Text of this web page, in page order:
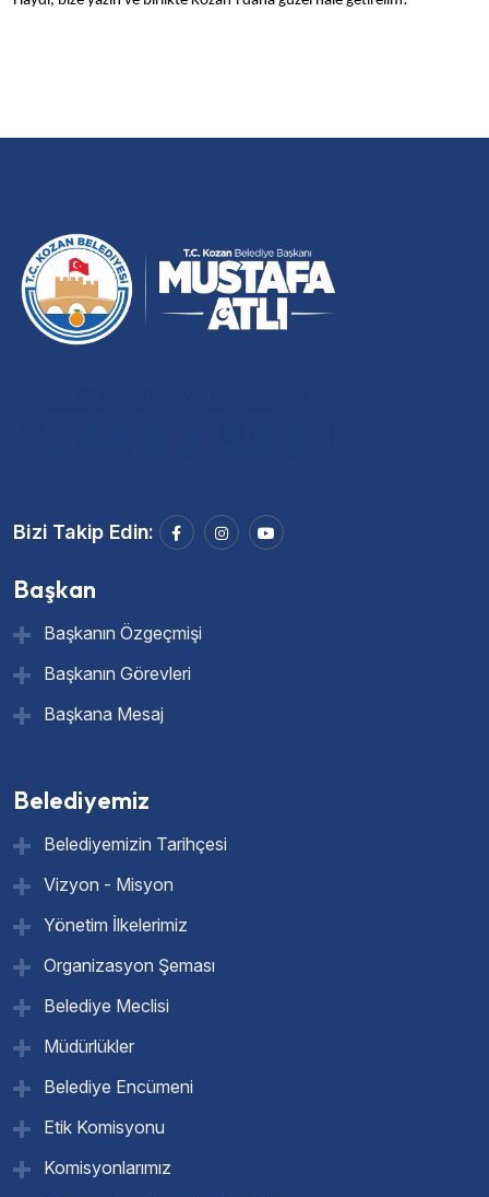
Bizi Takip Edin:
Başkan
Başkanın Özgeçmişi
Başkanın Görevleri
Başkana Mesaj
Belediyemiz
Belediyemizin Tarihçesi
Vizyon - Misyon
Yönetim İlkelerimiz
Organizasyon Şeması
Belediye Meclisi
Müdürlükler
Belediye Encümeni
Etik Komisyonu
Komisyonlarımız